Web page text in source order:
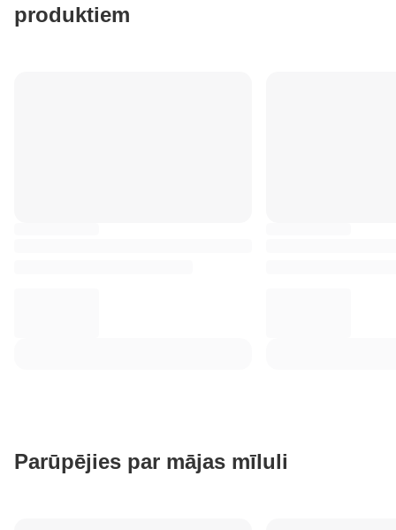
produktiem
Parūpējies par mājas mīluli